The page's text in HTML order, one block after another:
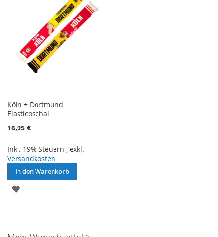
Köln + Dortmund
Elasticoschal
16,95 €
Inkl. 19% Steuern , exkl.
Versandkosten
In den Warenkorb
ZUR